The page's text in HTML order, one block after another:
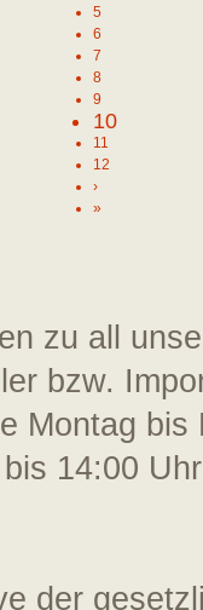
5
6
7
8
9
10
11
12
›
»
zu all
bzw.
Montag
14:00
der